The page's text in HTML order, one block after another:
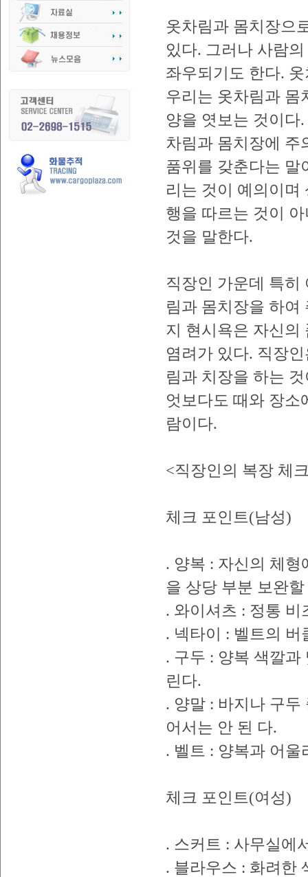
옷차림과 몸치장으
있다. 그러나 사람
좌우되기도 한다.
우리는 옷차림과 몸
양을 엿보는 것이다
차림과 몸치장에 주
품위를 갖춘다는 말
리는 것이 예의이며
행을 따르는 것이
것을 말한다.
직장인 가운데 특히
림과 몸치장을 하여
지 현시욕은 자신의
염려가 있다. 직장
림과 치장을 하는
엇보다도 때와 장소
람이다.
<직장인의 복장 체
체크 포인트(남성)
. 양복 : 자신의 체
을 상당 부분 보완
. 와이셔츠 : 정통
. 넥타이 : 벨트의
. 구두 : 양복 색깔
린다.
. 양말 : 바지나 구
어서는 안 된 다.
. 벨트 : 양복과 어
체크 포인트(여성)
. 스커트 : 사무실에
. 블라우스 : 화려한